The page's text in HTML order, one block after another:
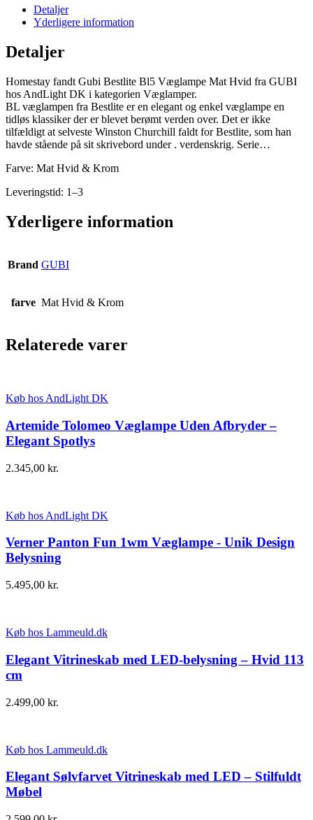
Detaljer
Yderligere information
Detaljer
Homestay fandt Gubi Bestlite Bl5 Væglampe Mat Hvid fra GUBI
hos AndLight DK i kategorien Væglamper.
BL væglampen fra Bestlite er en elegant og enkel væglampe en
tidløs klassiker der er blevet berømt verden over. Det er ikke
tilfældigt at selveste Winston Churchill faldt for Bestlite, som han
havde stående på sit skrivebord under . verdenskrig. Serie…
Farve: Mat Hvid & Krom
Leveringstid: 1–3
Yderligere information
Brand GUBI
farve Mat Hvid & Krom
Relaterede varer
Køb hos AndLight DK
Artemide Tolomeo Væglampe Uden Afbryder –
Elegant Spotlys
2.345,00 kr.
Køb hos AndLight DK
Verner Panton Fun 1wm Væglampe - Unik Design
Belysning
5.495,00 kr.
Køb hos Lammeuld.dk
Elegant Vitrineskab med LED-belysning – Hvid 113
cm
2.499,00 kr.
Køb hos Lammeuld.dk
Elegant Sølvfarvet Vitrineskab med LED – Stilfuldt
Møbel